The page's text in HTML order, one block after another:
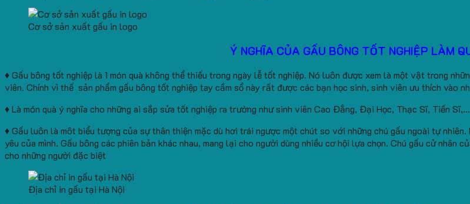
Cơ sở sản xuất gấu in logo
Ý NGHĨA CỦA GẤU BÔNG TỐT NGHIỆP LÀM
♦ Gấu bông tốt nghiệp là 1 món quà không thể thiếu trong ngày lễ tốt nghiệp. Nó luôn được xem là một vật trong
viên. Chính vì thế sản phẩm gấu bông tốt nghiệp tay cầm sổ này rất được các bạn học sinh, sinh viên ưu thích vào
♦ Là món quà ý nghĩa cho những ai sắp sửa tốt nghiệp ra trường như sinh viên Cao Đẳng, Đại Học, Thạc Sĩ, Tiến Sĩ,…
♦ Gấu luôn là môt biểu tượng của sự thân thiện mặc dù hơi trái ngược một chút so với những chú gấu ngoài tự
yêu của mình. Gấu bông các phiên bản khác nhau, mang lại cho người dùng nhiều cơ hội lựa chọn. Chú gấu cử
cho những người đặc biệt
Địa chỉ in gấu tại Hà Nội